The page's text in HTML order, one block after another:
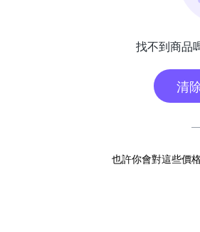
找不到商品
清
也許你會對這些價